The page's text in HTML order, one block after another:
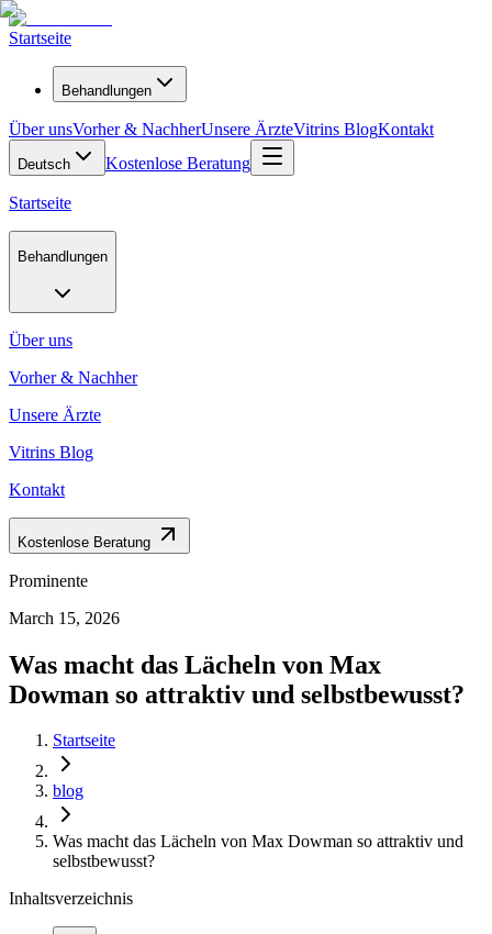
Startseite
Behandlungen
Über unsVorher & NachherUnsere ÄrzteVitrins BlogKontakt
Deutsch Kostenlose Beratung
Startseite
Behandlungen
Über uns
Vorher & Nachher
Unsere Ärzte
Vitrins Blog
Kontakt
Kostenlose Beratung
Prominente
March 15, 2026
Was macht das Lächeln von Max
Dowman so attraktiv und selbstbewusst?
Startseite
blog
Was macht das Lächeln von Max Dowman so attraktiv und
selbstbewusst?
Inhaltsverzeichnis